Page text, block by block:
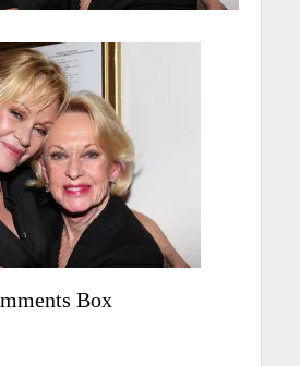
Box